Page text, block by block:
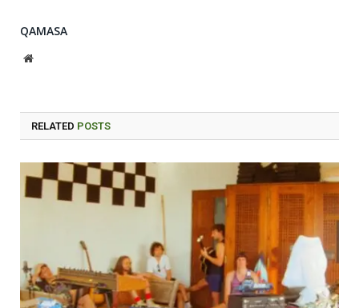
QAMASA
Website
RELATED POSTS